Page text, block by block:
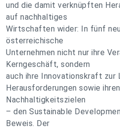
und die damit verknüpften
auf nachhaltiges
Wirtschaften wider: In fünf
österreichische
Unternehmen nicht nur ihre
Kerngeschäft, sondern
auch ihre Innovationskraft
Herausforderungen sowie
Nachhaltigkeitszielen
– den Sustainable
Beweis. Der